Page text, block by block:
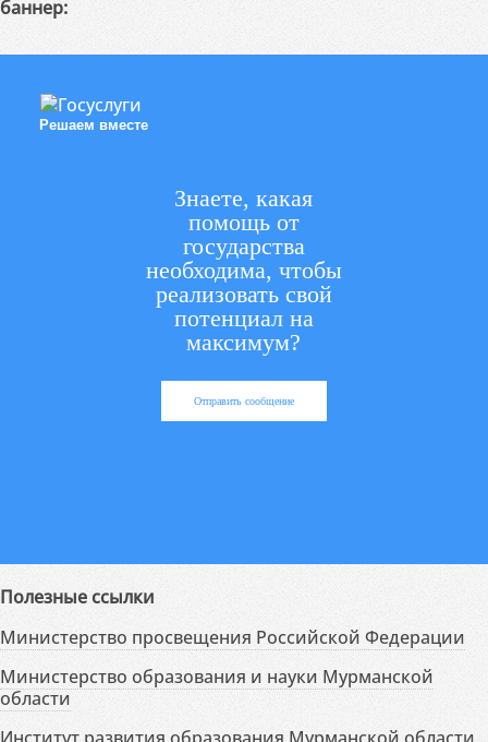
баннер:
Решаем вместе
Знаете, какая
помощь от
государства
необходима, чтобы
реализовать свой
потенциал на
максимум?
Отправить сообщение
Полезные ссылки
Министерство просвещения Российской Федерации
Министерство образования и науки Мурманской
области